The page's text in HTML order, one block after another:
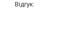
Відгук: